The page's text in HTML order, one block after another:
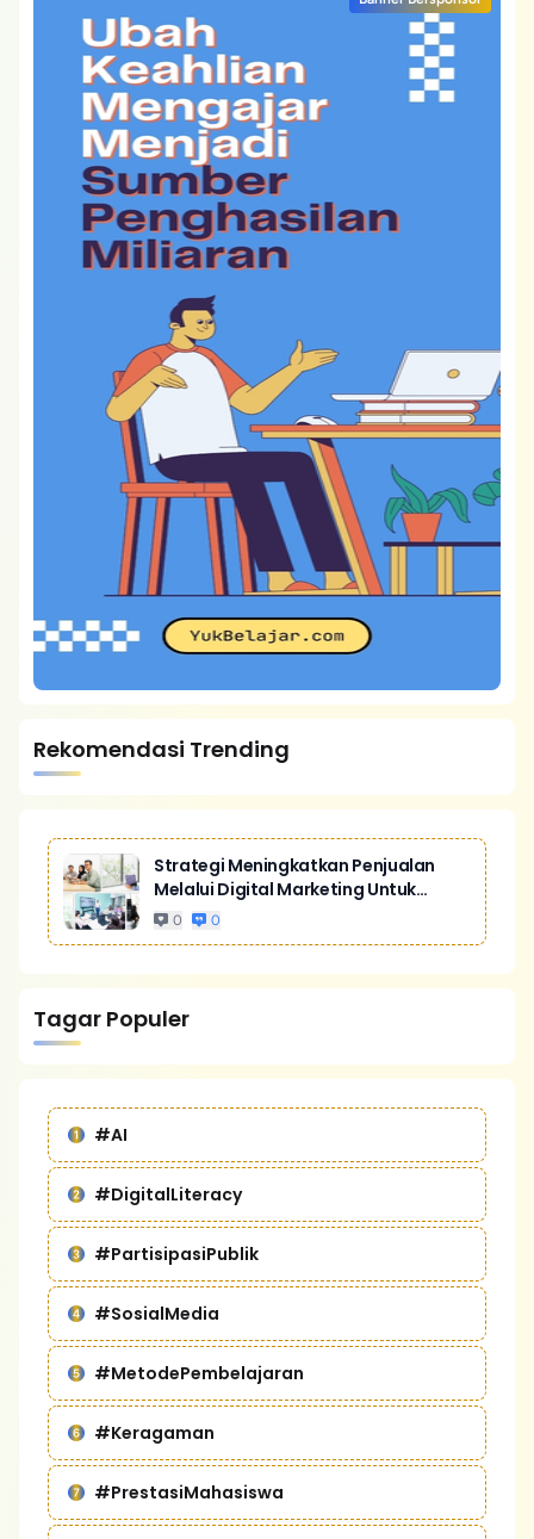
Rekomendasi Trending
Strategi Meningkatkan Penjualan
Melalui Digital Marketing Untuk
Bisnis Yang Lebih Kompetitif
0 0
Tagar Populer
#AI
#DigitalLiteracy
#PartisipasiPublik
#SosialMedia
#MetodePembelajaran
#Keragaman
#PrestasiMahasiswa